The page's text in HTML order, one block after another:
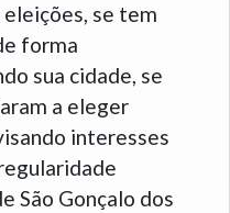
se tem
forma
sua cidade, se
a eleger
interesses
São Gonçalo dos